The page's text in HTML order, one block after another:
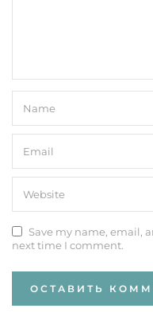
Save my name, email,
next time I comment.